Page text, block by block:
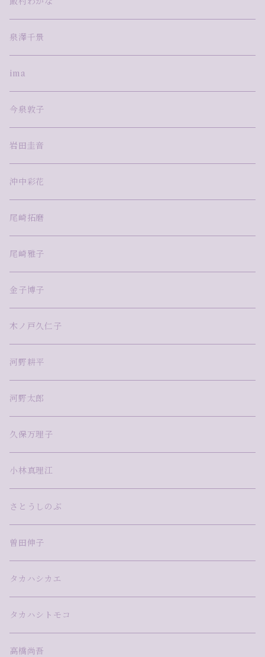
泉澤千景
ima
今泉敦子
岩田圭音
沖中彩花
尾崎拓磨
尾崎雅子
金子博子
木ノ戸久仁子
河野耕平
河野太郎
久保万理子
小林真理江
さとうしのぶ
曽田伸子
タカハシカエ
タカハシトモコ
高橋尚吾